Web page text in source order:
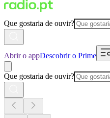
Que gostaria de ouvir?
Abrir o appDescobrir o Prime
Que gostaria de ouvir?